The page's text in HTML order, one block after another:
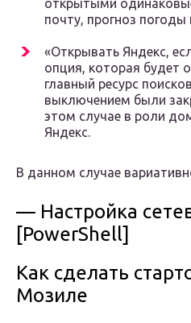
открытыми
почту, прогноз погоды
«Открывать Яндекс,
опция, которая будет
главный ресурс
выключением были
этом случае в роли
Яндекс.
В данном случае
— Настройка
[PowerShell]
Как сделать
Мозиле